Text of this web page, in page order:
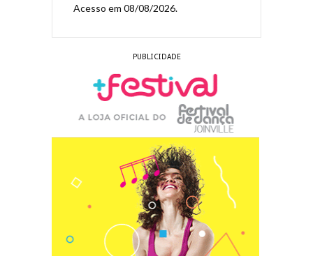
Acesso em 08/08/2026.
PUBLICIDADE